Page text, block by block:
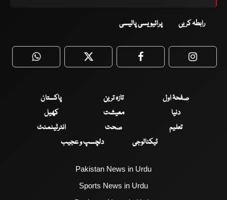
رابطہ کریں پرائیویسی پالیسی
WhatsApp Twitter Facebook
صفحۂ اول تازہ ترین
پاکستان
دنیا
معیشت
کھیل
تعلیم
صحت
انٹرٹینمنٹ
ٹیکنالوجی
دلچسپ و عجیب
Pakistan News in Urdu
Sports News in Urdu